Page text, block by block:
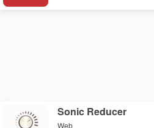
Sonic Reducer
Web